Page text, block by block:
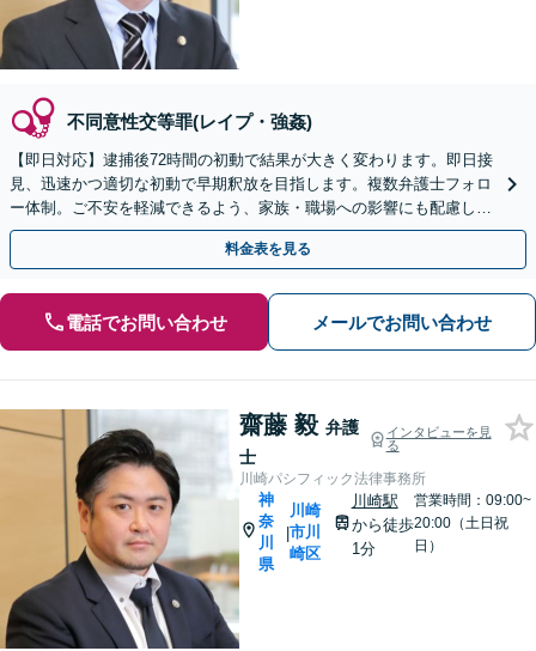
不同意性交等罪(レイプ・強姦)
【即日対応】逮捕後72時間の初動で結果が大きく変わります。即日接
見、迅速かつ適切な初動で早期釈放を目指します。複数弁護士フォロ
ー体制。ご不安を軽減できるよう、家族・職場への影響にも配慮し、
示談も根気よく誠実に対応します。【川崎駅徒歩1分】
料金表を見る
電話でお問い合わせ メールでお問い合わせ
齋藤 毅 弁護
士
インタビューを見
る
川崎パシフィック法律事務所
神
奈
川
県
|
川崎
市川
崎区
川崎駅
から徒歩
1分
営業時間：09:00~
20:00（土日祝
日）